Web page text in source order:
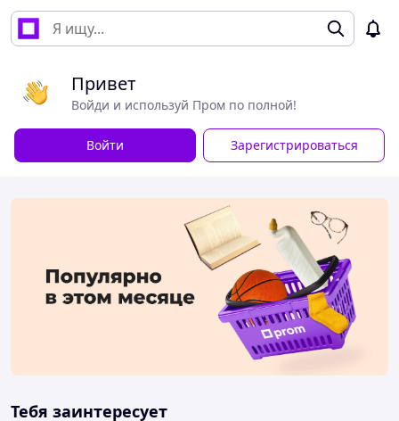
Привет
Войди и используй Пром по полной!
Войти Зарегистрироваться
Тебя заинтересует